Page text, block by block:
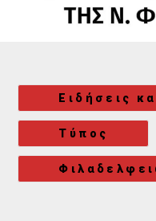
Ειδήσεις
Τύπος